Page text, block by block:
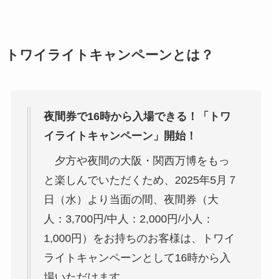
トワイライトキャンペーンとは？
夜間券で16時から入場できる！「トワ
イライトキャンペーン」開始！
夕方や夜間の大阪・関西万博をもっ
と楽しんでいただくため、2025年5月７
日（水）より当面の間、夜間券（大
人：3,700円/中人：2,000円/小人：
1,000円）をお持ちのお客様は、トワイ
ライトキャンペーンとして16時から入